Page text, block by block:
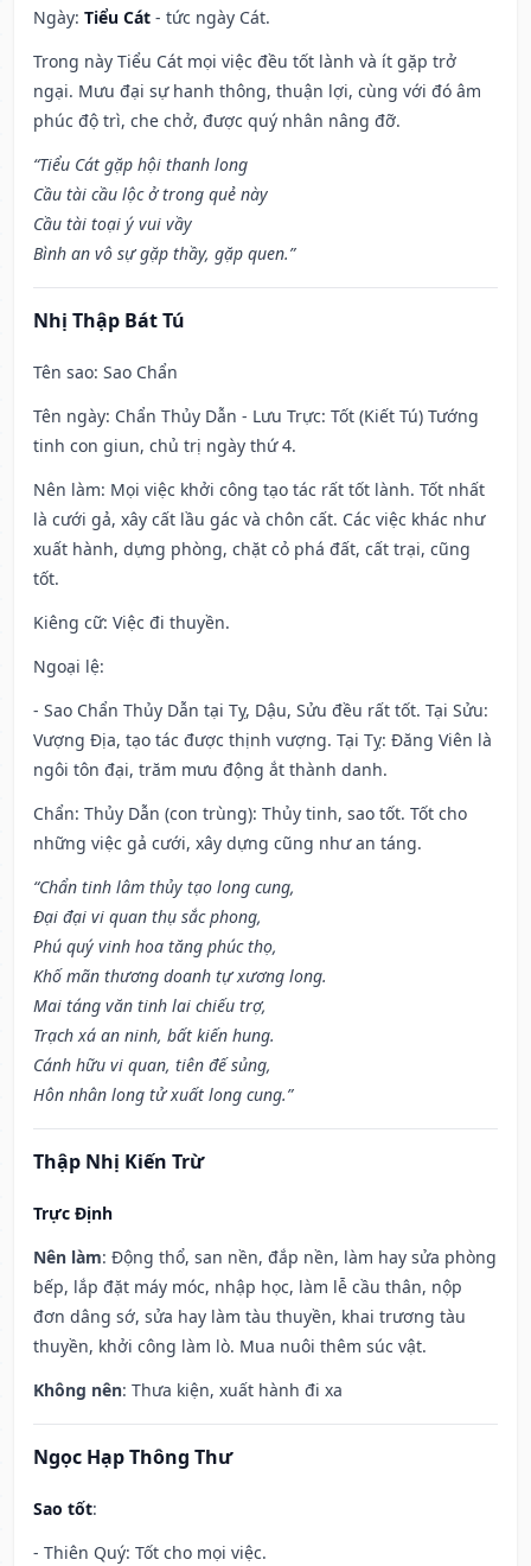
Ngày: Tiểu Cát - tức ngày Cát.
Trong này Tiểu Cát mọi việc đều tốt lành và ít gặp trở
ngại. Mưu đại sự hanh thông, thuận lợi, cùng với đó âm
phúc độ trì, che chở, được quý nhân nâng đỡ.
“Tiểu Cát gặp hội thanh long
Cầu tài cầu lộc ở trong quẻ này
Cầu tài toại ý vui vầy
Bình an vô sự gặp thầy, gặp quen.”
Nhị Thập Bát Tú
Tên sao: Sao Chẩn
Tên ngày: Chẩn Thủy Dẫn - Lưu Trực: Tốt (Kiết Tú) Tướng
tinh con giun, chủ trị ngày thứ 4.
Nên làm: Mọi việc khởi công tạo tác rất tốt lành. Tốt nhất
là cưới gả, xây cất lầu gác và chôn cất. Các việc khác như
xuất hành, dựng phòng, chặt cỏ phá đất, cất trại, cũng
tốt.
Kiêng cữ: Việc đi thuyền.
Ngoại lệ:
- Sao Chẩn Thủy Dẫn tại Tỵ, Dậu, Sửu đều rất tốt. Tại Sửu:
Vượng Địa, tạo tác được thịnh vượng. Tại Tỵ: Đăng Viên là
ngôi tôn đại, trăm mưu động ắt thành danh.
Chẩn: Thủy Dẫn (con trùng): Thủy tinh, sao tốt. Tốt cho
những việc gả cưới, xây dựng cũng như an táng.
“Chẩn tinh lâm thủy tạo long cung,
Đại đại vi quan thụ sắc phong,
Phú quý vinh hoa tăng phúc thọ,
Khố mãn thương doanh tự xương long.
Mai táng văn tinh lai chiếu trợ,
Trạch xá an ninh, bất kiến hung.
Cánh hữu vi quan, tiên đế sủng,
Hôn nhân long tử xuất long cung.”
Thập Nhị Kiến Trừ
Trực Định
Nên làm: Động thổ, san nền, đắp nền, làm hay sửa phòng
bếp, lắp đặt máy móc, nhập học, làm lễ cầu thân, nộp
đơn dâng sớ, sửa hay làm tàu thuyền, khai trương tàu
thuyền, khởi công làm lò. Mua nuôi thêm súc vật.
Không nên: Thưa kiện, xuất hành đi xa
Ngọc Hạp Thông Thư
Sao tốt:
- Thiên Quý: Tốt cho mọi việc.